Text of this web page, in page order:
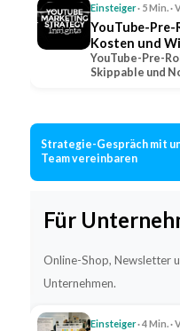
Einsteiger· 5 Min. ·
YouTube-Pre-
Kosten und
YouTube-Pre-
Skippable und
Strategie-Gespräch mit
Team vereinbaren
Für
Online-Shop, Newsletter
Unternehmen.
Einsteiger· 4 Min. ·